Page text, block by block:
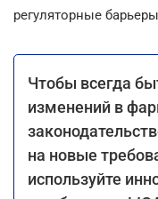
регуляторные
Чтобы всегда
изменений в
на новые
используйте